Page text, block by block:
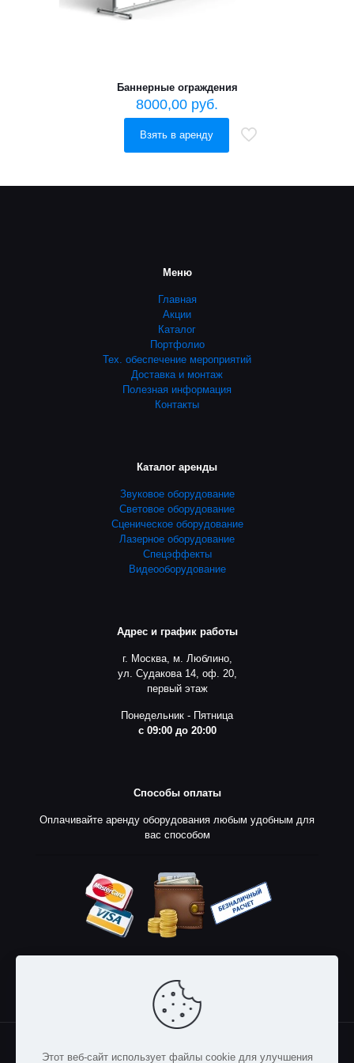
Баннерные ограждения
8000,00 руб.
Взять в аренду
Меню
Главная
Акции
Каталог
Портфолио
Тех. обеспечение мероприятий
Доставка и монтаж
Полезная информация
Контакты
Каталог аренды
Звуковое оборудование
Световое оборудование
Сценическое оборудование
Лазерное оборудование
Спецэффекты
Видеооборудование
Адрес и график работы
г. Москва, м. Люблино,
ул. Судакова 14, оф. 20,
первый этаж
Понедельник - Пятница
с 09:00 до 20:00
Способы оплаты
Оплачивайте аренду оборудования любым удобным для
вас способом
© 2023SoundProkat- аренда звукового, светового и
Этот веб-сайт использует файлы cookie для улучшения